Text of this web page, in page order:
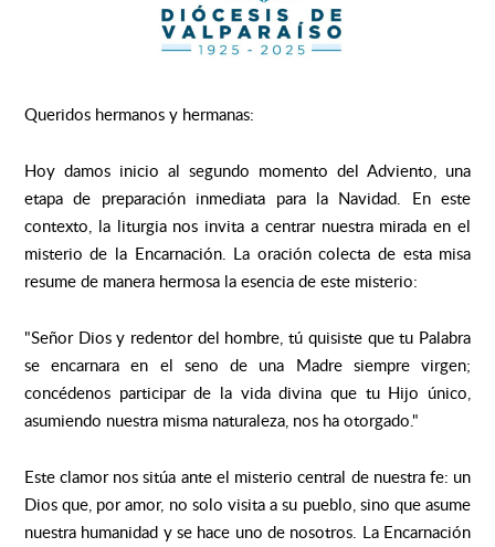
Queridos hermanos y hermanas:
Hoy damos inicio al segundo momento del Adviento, una
etapa de preparación inmediata para la Navidad. En este
contexto, la liturgia nos invita a centrar nuestra mirada en el
misterio de la Encarnación. La oración colecta de esta misa
resume de manera hermosa la esencia de este misterio:
"Señor Dios y redentor del hombre, tú quisiste que tu Palabra
se encarnara en el seno de una Madre siempre virgen;
concédenos participar de la vida divina que tu Hijo único,
asumiendo nuestra misma naturaleza, nos ha otorgado."
Este clamor nos sitúa ante el misterio central de nuestra fe: un
Dios que, por amor, no solo visita a su pueblo, sino que asume
nuestra humanidad y se hace uno de nosotros. La Encarnación